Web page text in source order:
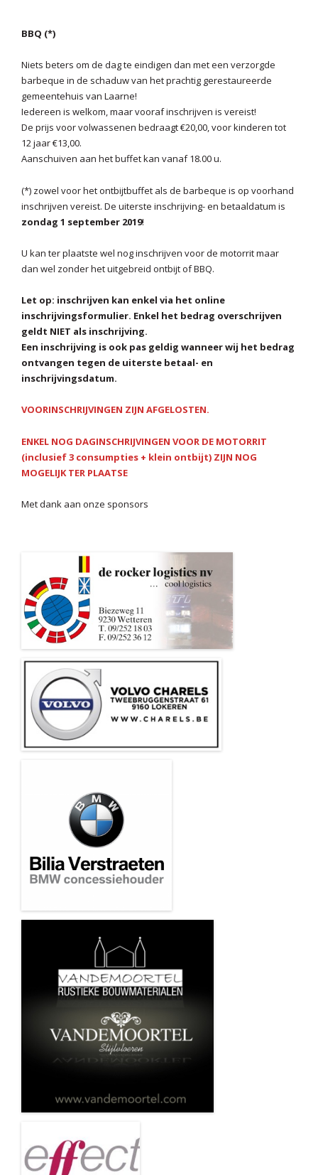
BBQ (*)
Niets beters om de dag te eindigen dan met een verzorgde
barbeque in de schaduw van het prachtig gerestaureerde
gemeentehuis van Laarne!
Iedereen is welkom, maar vooraf inschrijven is vereist!
De prijs voor volwassenen bedraagt €20,00, voor kinderen tot
12 jaar €13,00.
Aanschuiven aan het buffet kan vanaf 18.00 u.
(*) zowel voor het ontbijtbuffet als de barbeque is op voorhand
inschrijven vereist. De uiterste inschrijving- en betaaldatum is
zondag 1 september 2019!
U kan ter plaatste wel nog inschrijven voor de motorrit maar
dan wel zonder het uitgebreid ontbijt of BBQ.
Let op: inschrijven kan enkel via het online
inschrijvingsformulier. Enkel het bedrag overschrijven
geldt NIET als inschrijving.
Een inschrijving is ook pas geldig wanneer wij het bedrag
ontvangen tegen de uiterste betaal- en
inschrijvingsdatum.
VOORINSCHRIJVINGEN ZIJN AFGELOSTEN.
ENKEL NOG DAGINSCHRIJVINGEN VOOR DE MOTORRIT
(inclusief 3 consumpties + klein ontbijt) ZIJN NOG
MOGELIJK TER PLAATSE
Met dank aan onze sponsors